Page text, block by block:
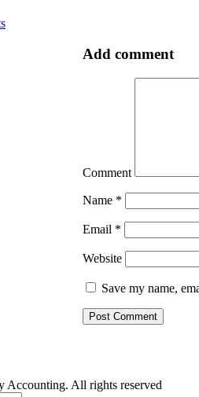
Add comment
Comment
Name *
Email *
Website
Save my name,
Accounting. All rights reserved